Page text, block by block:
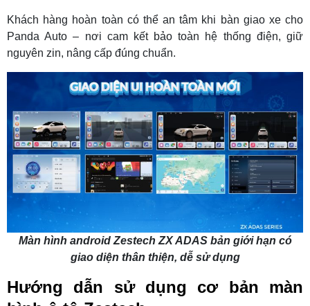
Khách hàng hoàn toàn có thể an tâm khi bàn giao xe cho
Panda Auto – nơi cam kết bảo toàn hệ thống điện, giữ
nguyên zin, nâng cấp đúng chuẩn.
Màn hình android Zestech ZX ADAS bản giới hạn có
giao diện thân thiện, dễ sử dụng
Hướng dẫn sử dụng cơ bản màn